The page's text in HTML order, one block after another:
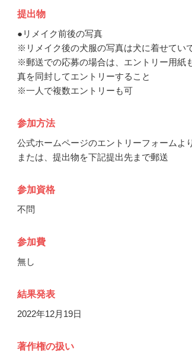
提出物
●リメイク前後の写真
※リメイク後の犬服の写真は犬に着せてい
※郵送での応募の場合は、エントリー用紙
真を同封してエントリーすること
※一人で複数エントリーも可
参加方法
公式ホームページのエントリーフォームよ
または、提出物を下記提出先まで郵送
参加資格
不問
参加費
無し
結果発表
2022年12月19日
著作権の扱い